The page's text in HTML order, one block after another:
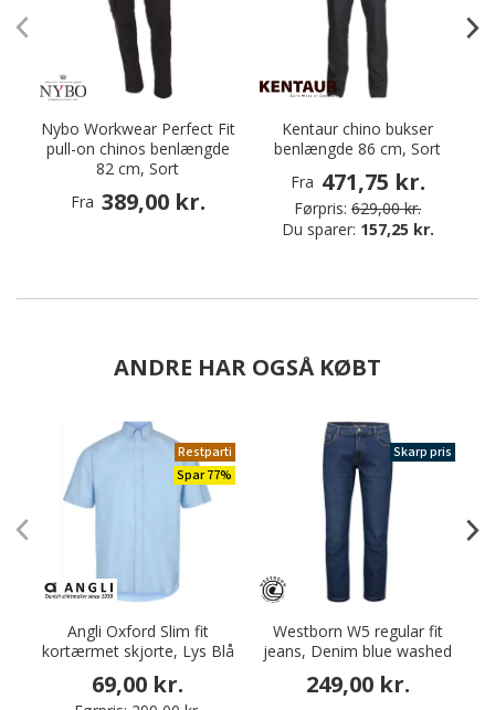
Nybo Workwear Perfect Fit
pull-on chinos benlængde
82 cm, Sort
Fra 389,00 kr.
Kentaur chino bukser
benlængde 86 cm, Sort
Fra 471,75 kr.
Førpris: 629,00 kr.
Du sparer: 157,25 kr.
ANDRE HAR OGSÅ KØBT
Restparti
Spar 77%
Angli Oxford Slim fit
kortærmet skjorte, Lys Blå
69,00 kr.
Skarp pris
Westborn W5 regular fit
jeans, Denim blue washed
249,00 kr.